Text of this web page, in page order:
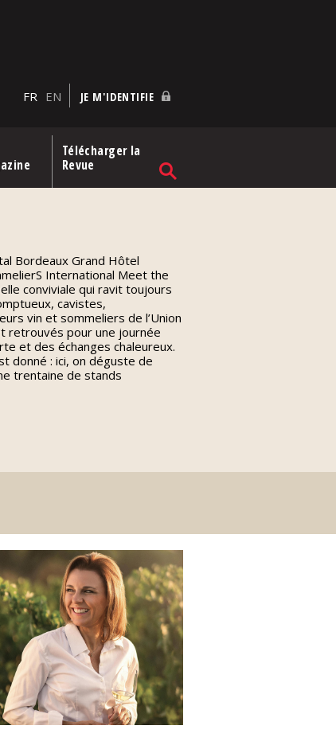
FR EN JE M'IDENTIFIE
Télécharger la
Revue
Bordeaux Grand Hôtel
International Meet the
conviviale qui ravit toujours
cavistes,
vin et sommeliers de l’Union
retrouvés pour une journée
et des échanges chaleureux.
donné : ici, on déguste de
trentaine de stands